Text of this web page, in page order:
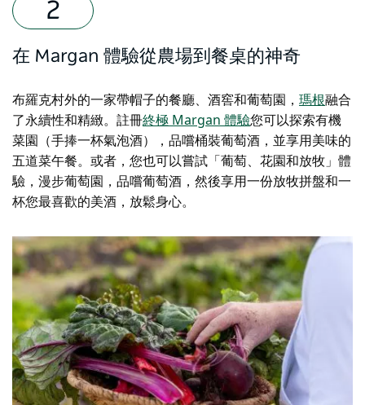
在 Margan 體驗從農場到餐桌的神奇
布羅克村外的一家帶帽子的餐廳、酒窖和葡萄園， 瑪根融合
了永續性和精緻。註冊終極 Margan 體驗您可以探索有機
菜園（手捧一杯氣泡酒），品嚐桶裝葡萄酒，並享用美味的
五道菜午餐。或者，您也可以嘗試「葡萄、花園和放牧」體
驗，漫步葡萄園，品嚐葡萄酒，然後享用一份放牧拼盤和一
杯您最喜歡的美酒，放鬆身心。